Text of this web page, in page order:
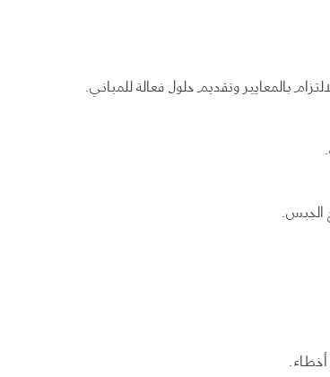
بالمعايير وتقديم حلول فعالة للمباني.
الجبس.